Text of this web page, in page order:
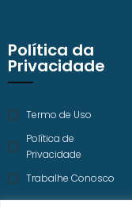
Política da
Privacidade
Termo de Uso
Política de
Privacidade
Trabalhe Conosco